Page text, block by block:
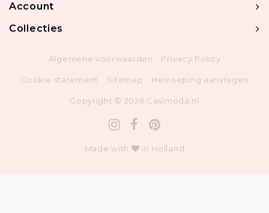
Account
Collecties
Algemene voorwaarden Privacy Policy
Cookie statement Sitemap Herroeping aanvragen
Copyright © 2026 Casimoda.nl
Made with in Holland